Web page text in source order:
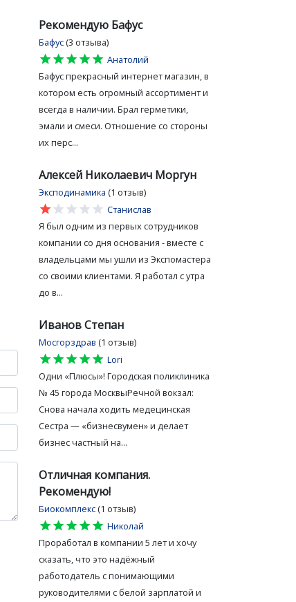
Рекомендую Бафус
Бафус (3 отзыва)
star
star
star
star
star
Анатолий
Бафус прекрасный интернет магазин, в
котором есть огромный ассортимент и
всегда в наличии. Брал герметики,
эмали и смеси. Отношение со стороны
их перс...
Алексей Николаевич Моргун
Эксподинамика (1 отзыв)
star
star
star
star
star
Станислав
Я был одним из первых сотрудников
компании со дня основания - вместе с
владельцами мы ушли из Экспомастера
со своими клиентами. Я работал с утра
до в...
Иванов Степан
Мосгорздрав (1 отзыв)
star
star
star
star
star
Lori
Одни «Плюсы»! Городская поликлиника
№ 45 города МосквыРечной вокзал:
Снова начала ходить медецинская
Сестра — «бизнесвумен» и делает
бизнес частный на...
Отличная компания.
Рекомендую!
Биокомплекс (1 отзыв)
star
star
star
star
star
Николай
Проработал в компании 5 лет и хочу
сказать, что это надёжный
работодатель с понимающими
руководителями с белой зарплатой и